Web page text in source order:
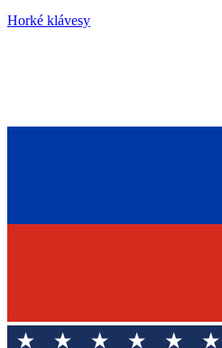
Horké klávesy